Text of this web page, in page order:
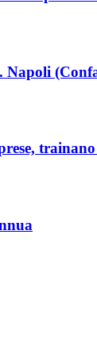
Napoli